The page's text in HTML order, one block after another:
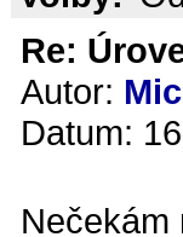
Re:
Autor:
Datum:
Nečekám